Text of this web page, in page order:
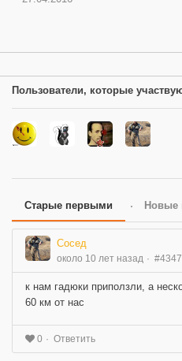
Пользователи, которые
Старые первыми Новые
Сосед
около 10 лет назад
к нам гадюки приползли, а
60 км от нас
0 Ответить